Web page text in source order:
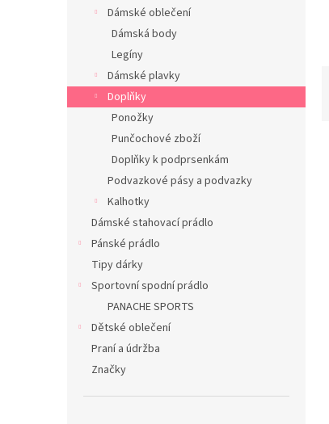
Dámské oblečení
Dámská body
Legíny
Dámské plavky
Doplňky
Ponožky
Punčochové zboží
Doplňky k podprsenkám
Podvazkové pásy a podvazky
Kalhotky
Dámské stahovací prádlo
Pánské prádlo
Tipy dárky
Sportovní spodní prádlo
PANACHE SPORTS
Dětské oblečení
Praní a údržba
Značky